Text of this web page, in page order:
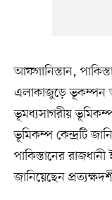
আফগানিস্তান,
এলাকাজুড়ে ভূকম্পন
ভূমধ্যসাগরীয় ভূমিকম্প
ভূমিকম্প কেন্দ্রটি
পাকিস্তানের
জানিয়েছেন